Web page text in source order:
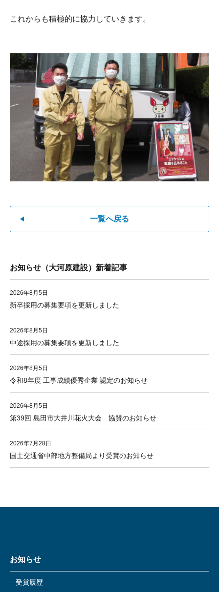
これからも積極的に協力していきます。
一覧へ戻る
お知らせ（大河原建設）新着記事
2026年8月5日
新卒採用の募集要項を更新しました
2026年8月5日
中途採用の募集要項を更新しました
2026年8月5日
令和8年度 工事成績優秀企業 認定のお知らせ
2026年8月5日
第39回 島田市大井川花火大会 協賛のお知らせ
2026年7月28日
国土交通省中部地方整備局より受賞のお知らせ
お知らせ
受賞履歴